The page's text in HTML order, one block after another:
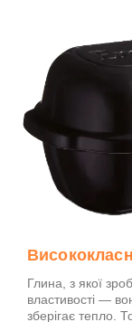
Глина, з якої
властивості —
зберігає тепло.